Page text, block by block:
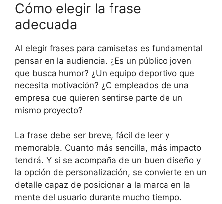
Cómo elegir la frase
adecuada
Al elegir frases para camisetas es fundamental
pensar en la audiencia. ¿Es un público joven
que busca humor? ¿Un equipo deportivo que
necesita motivación? ¿O empleados de una
empresa que quieren sentirse parte de un
mismo proyecto?
La frase debe ser breve, fácil de leer y
memorable. Cuanto más sencilla, más impacto
tendrá. Y si se acompaña de un buen diseño y
la opción de personalización, se convierte en un
detalle capaz de posicionar a la marca en la
mente del usuario durante mucho tiempo.